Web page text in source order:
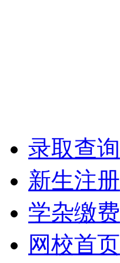
录取查询
新生注册
学杂缴费
网校首页